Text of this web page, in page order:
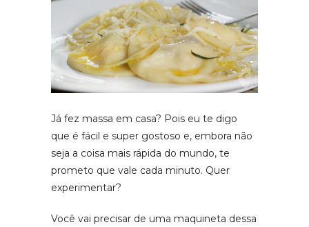
Já fez massa em casa? Pois eu te digo
que é fácil e super gostoso e, embora não
seja a coisa mais rápida do mundo, te
prometo que vale cada minuto. Quer
experimentar?
Você vai precisar de uma maquineta dessa